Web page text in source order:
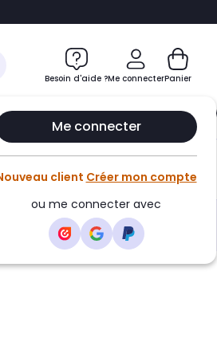
au chatbot
Besoin d'aide ?Me connecter
Me connecter
client Créer mon compte
ou me connecter avec
Panier
Le Club Infinity
au panier